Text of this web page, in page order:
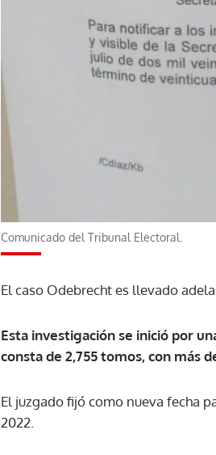
Comunicado del Tribunal Electoral.
El caso Odebrecht es llevado
Esta investigación se inició por
consta de 2,755 tomos, con más
El juzgado fijó como nueva fecha
2022.